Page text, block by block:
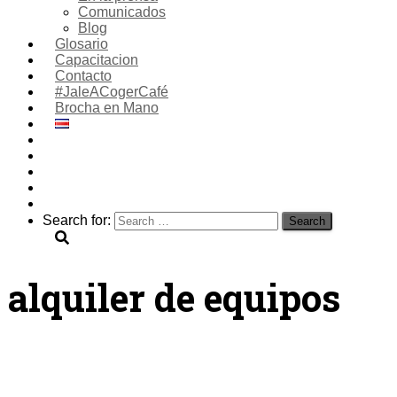
Comunicados
Blog
Glosario
Capacitacion
Contacto
#JaleACogerCafé
Brocha en Mano
Search for:
alquiler de equipos